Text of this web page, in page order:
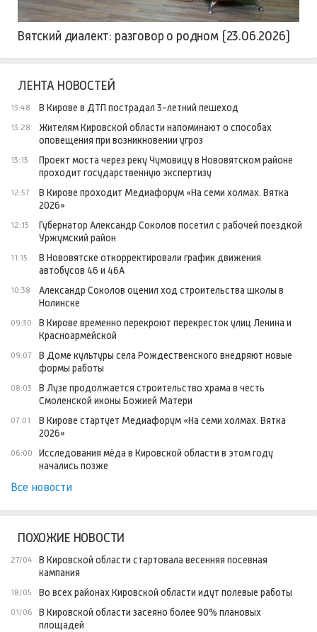
Вятский диалект: разговор о родном (23.06.2026)
ЛЕНТА НОВОСТЕЙ
13:48 В Кирове в ДТП пострадал 3-летний пешеход
13:28
Жителям Кировской области напоминают о способах
оповещения при возникновении угроз
13:15
Проект моста через реку Чумовицу в Нововятском районе
проходит государственную экспертизу
12:57
В Кирове проходит Медиафорум «На семи холмах. Вятка
2026»
12:15
Губернатор Александр Соколов посетил с рабочей поездкой
Уржумский район
11:15
В Нововятске откорректировали график движения
автобусов 46 и 46А
10:38
Александр Соколов оценил ход строительства школы в
Нолинске
09:30
В Кирове временно перекроют перекресток улиц Ленина и
Красноармейской
09:07
В Доме культуры села Рождественского внедряют новые
формы работы
08:03
В Лузе продолжается строительство храма в честь
Смоленской иконы Божией Матери
07:01
В Кирове стартует Медиафорум «На семи холмах. Вятка
2026»
06:00
Исследования мёда в Кировской области в этом году
начались позже
Все новости
ПОХОЖИЕ НОВОСТИ
27/04
В Кировской области стартовала весенняя посевная
кампания
18/05 Во всех районах Кировской области идут полевые работы
01/06
В Кировской области засеяно более 90% плановых
площадей